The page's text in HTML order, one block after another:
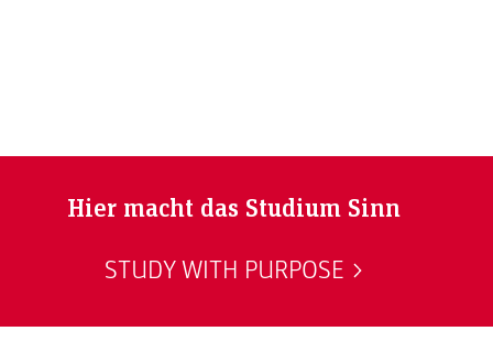
Hier macht das Studium Sinn
STUDY WITH PURPOSE